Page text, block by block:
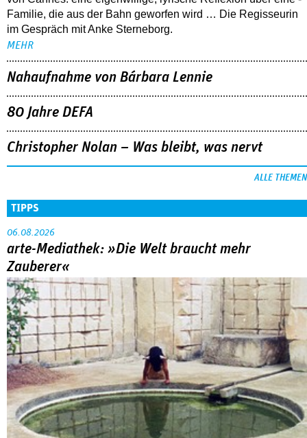
Familie, die aus der Bahn geworfen wird … Die Regisseurin
im Gespräch mit Anke Sterneborg.
MEHR
Nahaufnahme von Bárbara Lennie
80 Jahre DEFA
Christopher Nolan – Was bleibt, was nervt
ALLE THEMEN
TIPPS
06.08.2026
arte-Mediathek: »Die Welt braucht mehr
Zauberer«